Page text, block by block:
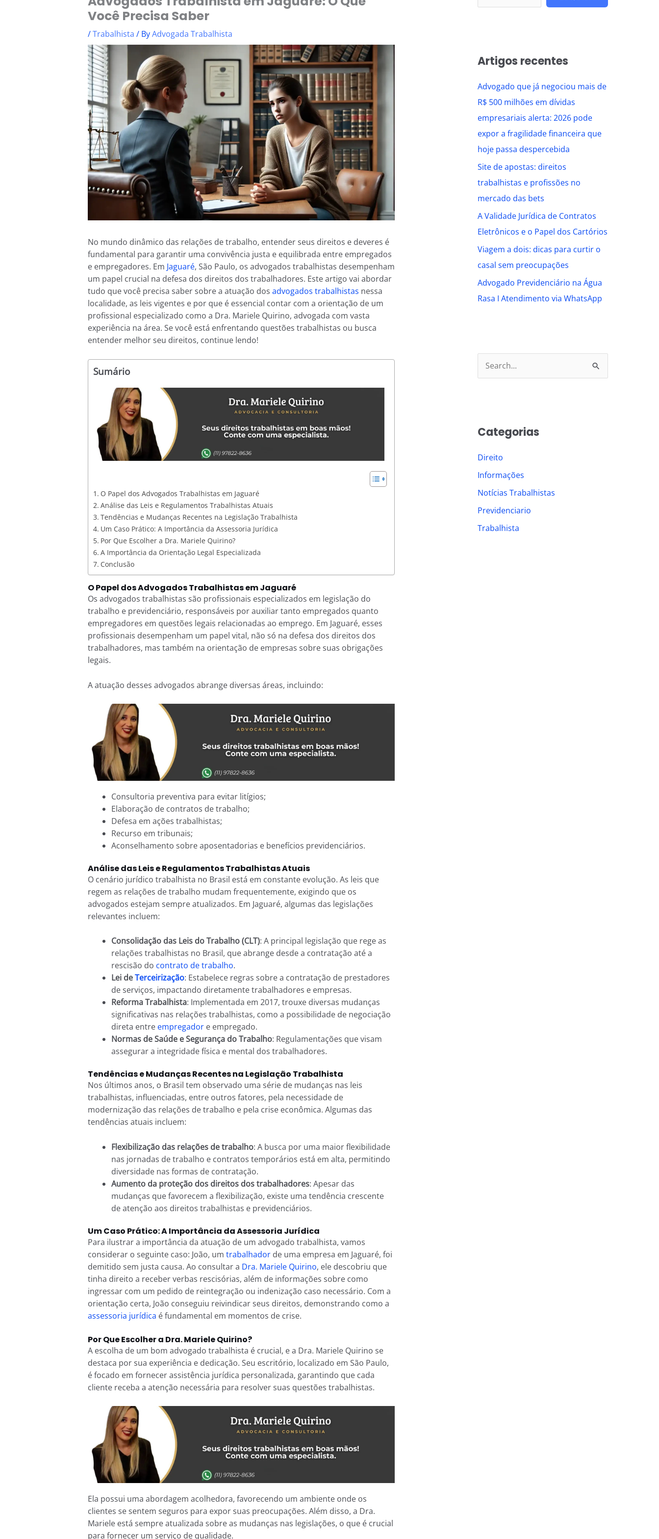
Você Precisa Saber
/Trabalhista / ByAdvogada Trabalhista
No mundo dinâmico das relações de trabalho, entender seus direitos e deveres é
fundamental para garantir uma convivência justa e equilibrada entre empregados
e empregadores. Em Jaguaré, São Paulo, os advogados trabalhistas desempenham
um papel crucial na defesa dos direitos dos trabalhadores. Este artigo vai abordar
tudo que você precisa saber sobre a atuação dos advogados trabalhistas nessa
localidade, as leis vigentes e por que é essencial contar com a orientação de um
profissional especializado como a Dra. Mariele Quirino, advogada com vasta
experiência na área. Se você está enfrentando questões trabalhistas ou busca
entender melhor seu direitos, continue lendo!
Sumário
O Papel dos Advogados Trabalhistas em Jaguaré
Análise das Leis e Regulamentos Trabalhistas Atuais
Tendências e Mudanças Recentes na Legislação Trabalhista
Um Caso Prático: A Importância da Assessoria Jurídica
Por Que Escolher a Dra. Mariele Quirino?
A Importância da Orientação Legal Especializada
Conclusão
O Papel dos Advogados Trabalhistas em Jaguaré
Os advogados trabalhistas são profissionais especializados em legislação do
trabalho e previdenciário, responsáveis por auxiliar tanto empregados quanto
empregadores em questões legais relacionadas ao emprego. Em Jaguaré, esses
profissionais desempenham um papel vital, não só na defesa dos direitos dos
trabalhadores, mas também na orientação de empresas sobre suas obrigações
legais.
A atuação desses advogados abrange diversas áreas, incluindo:
Consultoria preventiva para evitar litígios;
Elaboração de contratos de trabalho;
Defesa em ações trabalhistas;
Recurso em tribunais;
Aconselhamento sobre aposentadorias e benefícios previdenciários.
Análise das Leis e Regulamentos Trabalhistas Atuais
O cenário jurídico trabalhista no Brasil está em constante evolução. As leis que
regem as relações de trabalho mudam frequentemente, exigindo que os
advogados estejam sempre atualizados. Em Jaguaré, algumas das legislações
relevantes incluem:
Consolidação das Leis do Trabalho (CLT): A principal legislação que rege as
relações trabalhistas no Brasil, que abrange desde a contratação até a
rescisão do contrato de trabalho.
Lei deTerceirização: Estabelece regras sobre a contratação de prestadores
de serviços, impactando diretamente trabalhadores e empresas.
Reforma Trabalhista: Implementada em 2017, trouxe diversas mudanças
significativas nas relações trabalhistas, como a possibilidade de negociação
direta entre empregadore empregado.
Normas de Saúde e Segurança do Trabalho: Regulamentações que visam
assegurar a integridade física e mental dos trabalhadores.
Tendências e Mudanças Recentes na Legislação Trabalhista
Nos últimos anos, o Brasil tem observado uma série de mudanças nas leis
trabalhistas, influenciadas, entre outros fatores, pela necessidade de
modernização das relações de trabalho e pela crise econômica. Algumas das
tendências atuais incluem:
Flexibilização das relações de trabalho: A busca por uma maior flexibilidade
nas jornadas de trabalho e contratos temporários está em alta, permitindo
diversidade nas formas de contratação.
Aumento da proteção dos direitos dos trabalhadores: Apesar das
mudanças que favorecem a flexibilização, existe uma tendência crescente
de atenção aos direitos trabalhistas e previdenciários.
Um Caso Prático: A Importância da Assessoria Jurídica
Para ilustrar a importância da atuação de um advogado trabalhista, vamos
considerar o seguinte caso: João, um trabalhadorde uma empresa em Jaguaré, foi
demitido sem justa causa. Ao consultar a Dra. Mariele Quirino, ele descobriu que
tinha direito a receber verbas rescisórias, além de informações sobre como
ingressar com um pedido de reintegração ou indenização caso necessário. Com a
orientação certa, João conseguiu reivindicar seus direitos, demonstrando como a
assessoria jurídica é fundamental em momentos de crise.
Por Que Escolher a Dra. Mariele Quirino?
A escolha de um bom advogado trabalhista é crucial, e a Dra. Mariele Quirino se
destaca por sua experiência e dedicação. Seu escritório, localizado em São Paulo,
é focado em fornecer assistência jurídica personalizada, garantindo que cada
cliente receba a atenção necessária para resolver suas questões trabalhistas.
Ela possui uma abordagem acolhedora, favorecendo um ambiente onde os
clientes se sentem seguros para expor suas preocupações. Além disso, a Dra.
Mariele está sempre atualizada sobre as mudanças nas legislações, o que é crucial
para fornecer um serviço de qualidade.
Artigos recentes
Advogado que já negociou mais de
R$ 500 milhões em dívidas
empresariais alerta: 2026 pode
expor a fragilidade financeira que
hoje passa despercebida
Site de apostas: direitos
trabalhistas e profissões no
mercado das bets
A Validade Jurídica de Contratos
Eletrônicos e o Papel dos Cartórios
Viagem a dois: dicas para curtir o
casal sem preocupações
Advogado Previdenciário na Água
Rasa I Atendimento via WhatsApp
c
f
o
r
:
Categorias
Direito
Informações
Notícias Trabalhistas
Previdenciario
Trabalhista